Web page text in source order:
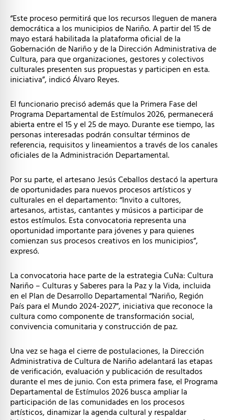
“Este proceso permitirá que los recursos lleguen de manera
democrática a los municipios de Nariño. A partir del 15 de
mayo estará habilitada la plataforma oficial de la
Gobernación de Nariño y de la Dirección Administrativa de
Cultura, para que organizaciones, gestores y colectivos
culturales presenten sus propuestas y participen en esta.
iniciativa”, indicó Álvaro Reyes.
El funcionario precisó además que la Primera Fase del
Programa Departamental de Estímulos 2026, permanecerá
abierta entre el 15 y el 25 de mayo. Durante ese tiempo, las
personas interesadas podrán consultar términos de
referencia, requisitos y lineamientos a través de los canales
oficiales de la Administración Departamental.
Por su parte, el artesano Jesús Ceballos destacó la apertura
de oportunidades para nuevos procesos artísticos y
culturales en el departamento: “Invito a cultores,
artesanos, artistas, cantantes y músicos a participar de
estos estímulos. Esta convocatoria representa una
oportunidad importante para jóvenes y para quienes
comienzan sus procesos creativos en los municipios”,
expresó.
La convocatoria hace parte de la estrategia CuNa: Cultura
Nariño – Culturas y Saberes para la Paz y la Vida, incluida
en el Plan de Desarrollo Departamental “Nariño, Región
País para el Mundo 2024-2027”, iniciativa que reconoce la
cultura como componente de transformación social,
convivencia comunitaria y construcción de paz.
Una vez se haga el cierre de postulaciones, la Dirección
Administrativa de Cultura de Nariño adelantará las etapas
de verificación, evaluación y publicación de resultados
durante el mes de junio. Con esta primera fase, el Programa
Departamental de Estímulos 2026 busca ampliar la
participación de las comunidades en los procesos
artísticos, dinamizar la agenda cultural y respaldar